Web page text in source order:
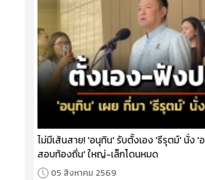
ไม่มีเส้นสาย! 'อนุทิน' รับตั้งเอง 'ธีรุตม์' นั่ง '
สอบท้องถิ่น' ใหญ่-เล็กโดนหมด
05 สิงหาคม 2569